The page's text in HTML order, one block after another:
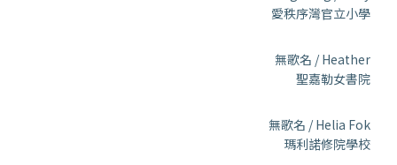
愛秩序灣官立小學
無歌名 / Heather
聖嘉勒女書院
無歌名 / Helia Fok
瑪利諾修院學校